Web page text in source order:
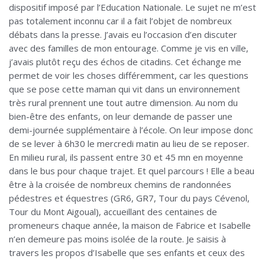
dispositif imposé par l’Education Nationale. Le sujet ne m’est
pas totalement inconnu car il a fait l’objet de nombreux
débats dans la presse. J’avais eu l’occasion d’en discuter
avec des familles de mon entourage. Comme je vis en ville,
j’avais plutôt reçu des échos de citadins. Cet échange me
permet de voir les choses différemment, car les questions
que se pose cette maman qui vit dans un environnement
très rural prennent une tout autre dimension. Au nom du
bien-être des enfants, on leur demande de passer une
demi-journée supplémentaire à l’école. On leur impose donc
de se lever à 6h30 le mercredi matin au lieu de se reposer.
En milieu rural, ils passent entre 30 et 45 mn en moyenne
dans le bus pour chaque trajet. Et quel parcours ! Elle a beau
être à la croisée de nombreux chemins de randonnées
pédestres et équestres (GR6, GR7, Tour du pays Cévenol,
Tour du Mont Aigoual), accueillant des centaines de
promeneurs chaque année, la maison de Fabrice et Isabelle
n’en demeure pas moins isolée de la route. Je saisis à
travers les propos d’Isabelle que ses enfants et ceux des